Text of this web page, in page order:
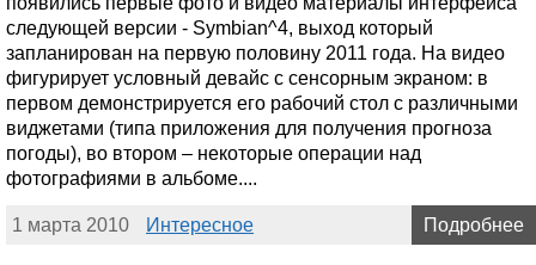
следующей версии - Symbian^4, выход который
запланирован на первую половину 2011 года. На видео
фигурирует условный девайс с сенсорным экраном: в
первом демонстрируется его рабочий стол с различными
виджетами (типа приложения для получения прогноза
погоды), во втором – некоторые операции над
фотографиями в альбоме....
1 марта 2010 Интересное Подробнее